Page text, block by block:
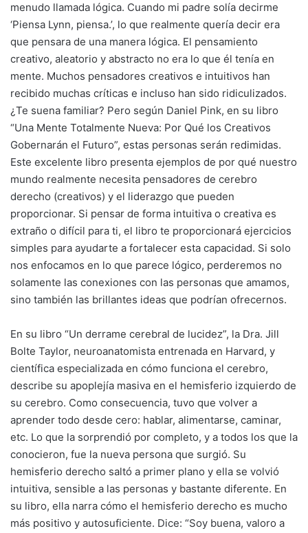
menudo llamada lógica. Cuando mi padre solía decirme
‘Piensa Lynn, piensa.’, lo que realmente quería decir era
que pensara de una manera lógica. El pensamiento
creativo, aleatorio y abstracto no era lo que él tenía en
mente. Muchos pensadores creativos e intuitivos han
recibido muchas críticas e incluso han sido ridiculizados.
¿Te suena familiar? Pero según Daniel Pink, en su libro
“Una Mente Totalmente Nueva: Por Qué los Creativos
Gobernarán el Futuro”, estas personas serán redimidas.
Este excelente libro presenta ejemplos de por qué nuestro
mundo realmente necesita pensadores de cerebro
derecho (creativos) y el liderazgo que pueden
proporcionar. Si pensar de forma intuitiva o creativa es
extraño o difícil para ti, el libro te proporcionará ejercicios
simples para ayudarte a fortalecer esta capacidad. Si solo
nos enfocamos en lo que parece lógico, perderemos no
solamente las conexiones con las personas que amamos,
sino también las brillantes ideas que podrían ofrecernos.
En su libro “Un derrame cerebral de lucidez”, la Dra. Jill
Bolte Taylor, neuroanatomista entrenada en Harvard, y
científica especializada en cómo funciona el cerebro,
describe su apoplejía masiva en el hemisferio izquierdo de
su cerebro. Como consecuencia, tuvo que volver a
aprender todo desde cero: hablar, alimentarse, caminar,
etc. Lo que la sorprendió por completo, y a todos los que la
conocieron, fue la nueva persona que surgió. Su
hemisferio derecho saltó a primer plano y ella se volvió
intuitiva, sensible a las personas y bastante diferente. En
su libro, ella narra cómo el hemisferio derecho es mucho
más positivo y autosuficiente. Dice: “Soy buena, valoro a